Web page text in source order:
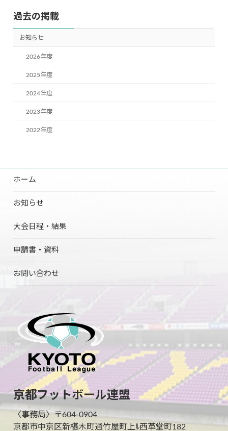
過去の掲載
お知らせ
2026年度
2025年度
2024年度
2023年度
2022年度
ホーム
お知らせ
大会日程・結果
申請書・資料
お問い合わせ
京都フットボール連盟
〈事務局〉〒604-0904
京都市中京区新椹木町通竹屋町上ﾙ西革堂町182